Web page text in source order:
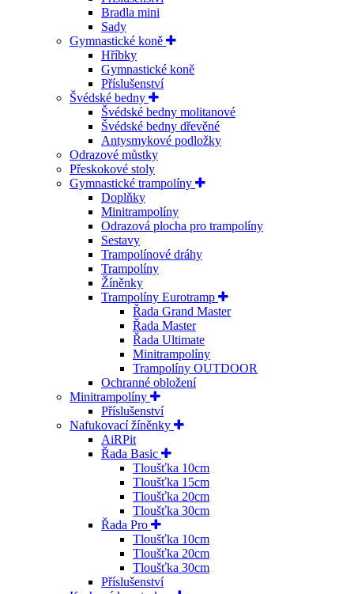
Bradla mini
Sady
Gymnastické koně
Hříbky
Gymnastické koně
Příslušenství
Švédské bedny
Švédské bedny molitanové
Švédské bedny dřevěné
Antysmykové podložky
Odrazové můstky
Přeskokové stoly
Gymnastické trampolíny
Doplňky
Minitrampolíny
Odrazová plocha pro trampolíny
Sestavy
Trampolínové dráhy
Trampolíny
Žíněnky
Trampolíny Eurotramp
Řada Grand Master
Řada Master
Řada Ultimate
Minitrampolíny
Trampolíny OUTDOOR
Ochranné obložení
Minitrampolíny
Příslušenství
Nafukovací žíněnky
AiRPit
Řada Basic
Tloušťka 10cm
Tloušťka 15cm
Tloušťka 20cm
Tloušťka 30cm
Řada Pro
Tloušťka 10cm
Tloušťka 20cm
Tloušťka 30cm
Příslušenství